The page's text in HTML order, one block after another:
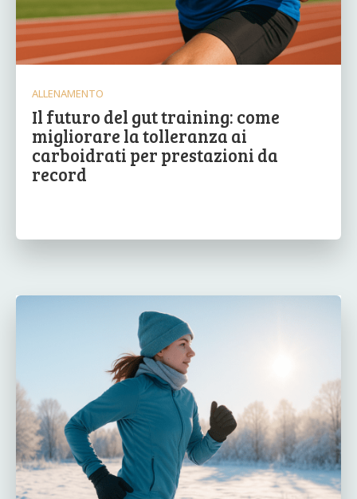
ALLENAMENTO
Il futuro del gut training: come
migliorare la tolleranza ai
carboidrati per prestazioni da
record